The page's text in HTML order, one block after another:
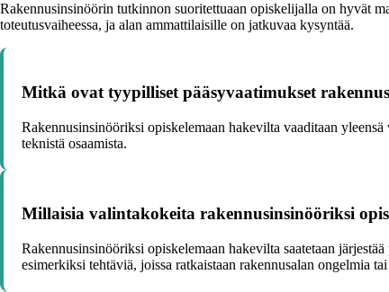
Rakennusinsinöörin tutkinnon suoritettuaan opiskelijalla on hyvät
toteutusvaiheessa, ja alan ammattilaisille on jatkuvaa kysyntää.
Mitkä ovat tyypilliset pääsyvaatimukset
Rakennusinsinööriksi opiskelemaan hakevilta vaaditaan
teknistä osaamista.
Millaisia valintakokeita rakennusinsinööriksi
Rakennusinsinööriksi opiskelemaan hakevilta saatetaan
esimerkiksi tehtäviä, joissa ratkaistaan rakennusalan ongelmia